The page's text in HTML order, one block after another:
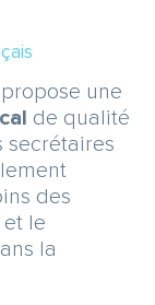
propose une
de qualité
secrétaires
des
et le
la